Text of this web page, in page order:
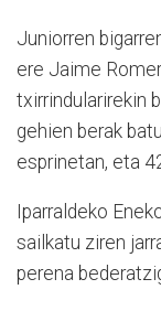
Juniorren
ere Jaime
txirrindularirekin
gehien berak
esprinetan, eta
Iparraldeko
sailkatu ziren
perena